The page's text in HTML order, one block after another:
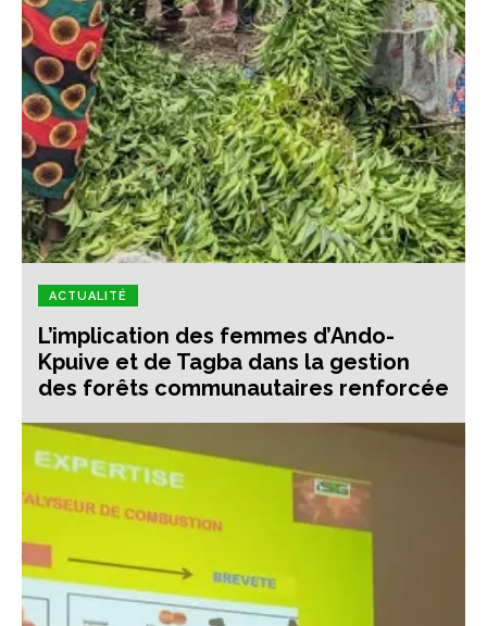
ACTUALITÉ
L’implication des femmes d’Ando-
Kpuive et de Tagba dans la gestion
des forêts communautaires renforcée